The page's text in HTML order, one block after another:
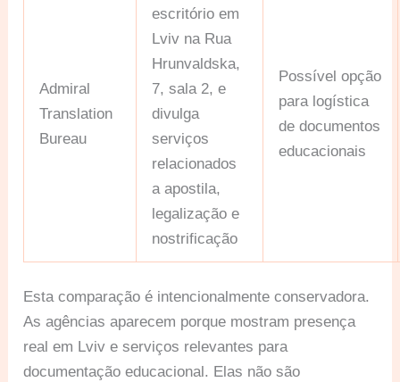
Admiral
Translation
Bureau
escritório em
Lviv na Rua
Hrunvaldska,
7, sala 2, e
divulga
serviços
relacionados
a apostila,
legalização e
nostrificação
Possível opção
para logística
de documentos
educacionais
Esta comparação é intencionalmente conservadora.
As agências aparecem porque mostram presença
real em Lviv e serviços relevantes para
documentação educacional. Elas não são